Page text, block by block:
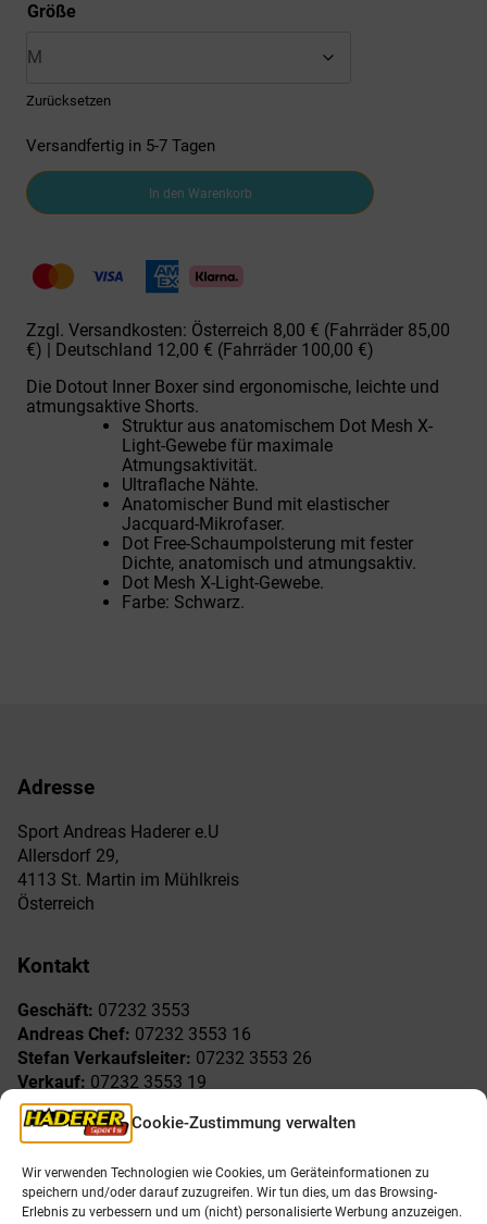
Cookie-Zustimmung verwalten
Wir verwenden Technologien wie Cookies, um Geräteinformationen zu
speichern und/oder darauf zuzugreifen. Wir tun dies, um das Browsing-
Erlebnis zu verbessern und um (nicht) personalisierte Werbung anzuzeigen.
Größe
Zurücksetzen
Versandfertig in 5-7 Tagen
Dotout
H-
Radunterhose
Inner
Short
In den Warenkorb
Zzgl. Versandkosten: Österreich 8,00 € (Fahrräder 85,00
€) | Deutschland 12,00 € (Fahrräder 100,00 €)
Die Dotout Inner Boxer sind ergonomische, leichte und
atmungsaktive Shorts.
Struktur aus anatomischem Dot Mesh X-
Light-Gewebe für maximale
Atmungsaktivität.
Ultraflache Nähte.
Anatomischer Bund mit elastischer
Jacquard-Mikrofaser.
Dot Free-Schaumpolsterung mit fester
Dichte, anatomisch und atmungsaktiv.
Dot Mesh X-Light-Gewebe.
Farbe: Schwarz.
Adresse
Sport Andreas Haderer e.U
Allersdorf 29,
4113 St. Martin im Mühlkreis
Österreich
Kontakt
Geschäft: 07232 3553
Andreas Chef: 07232 3553 16
Stefan Verkaufsleiter: 07232 3553 26
Verkauf: 07232 3553 19
Reklamationen:
Freude am Sport
AGB
Allgemeines
Öffnungszeiten